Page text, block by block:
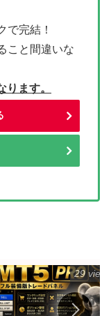
で完結！
こと間違いな
ます。
29